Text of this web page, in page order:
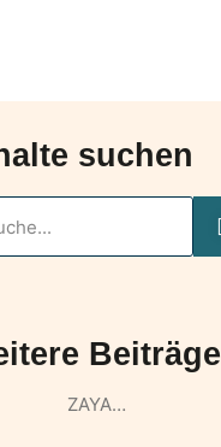
suchen
Beiträge
ZAYA…